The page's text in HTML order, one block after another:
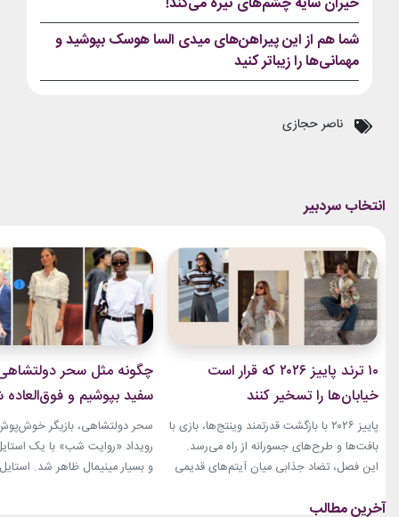
شما هم از این پیراهن‌های میدی السا هوسک بپوشید و
مهمانی‌ها را زیباتر کنید
ناصر حجازی
۱۰ ترند پاییز ۲۰۲۶ که قرار است
خیابان‌ها را تسخیر کنند
پاییز ۲۰۲۶ با بازگشت قدرتمند وینتج‌ها، بازی با
بافت‌ها و طرح‌های جسورانه از راه می‌رسد.
این فصل، تضاد جذابی میان آیتم‌های قدیمی
و تنگ تا دامن‌های چرم بلند، همه‌چیز برای
چگونه مثل سحر دولتشاهی
سفید بپوشیم و
به‌نظر برسیم؟
سحر دولتشاهی، بازیگر خوش‌پوش
رویداد «روایت شب» با یک
و بسیار مینیمال ظاهر شد.